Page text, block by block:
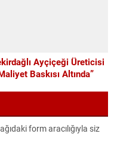
Ayçiçeği Üreticisi
Baskısı Altında”
form aracılığıyla siz